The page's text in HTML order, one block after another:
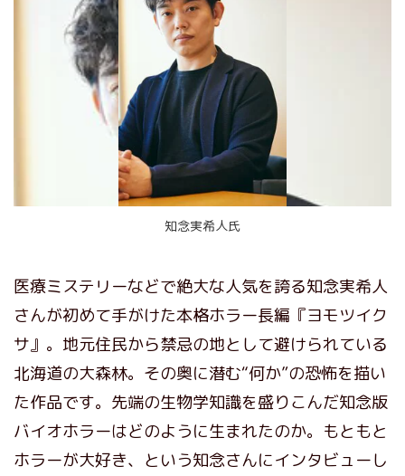
知念実希人氏
医療ミステリーなどで絶大な人気を誇る知念実希人
さんが初めて手がけた本格ホラー長編『ヨモツイク
サ』。地元住民から禁忌の地として避けられている
北海道の大森林。その奥に潜む“何か”の恐怖を描い
た作品です。先端の生物学知識を盛りこんだ知念版
バイオホラーはどのように生まれたのか。もともと
ホラーが大好き、という知念さんにインタビューし